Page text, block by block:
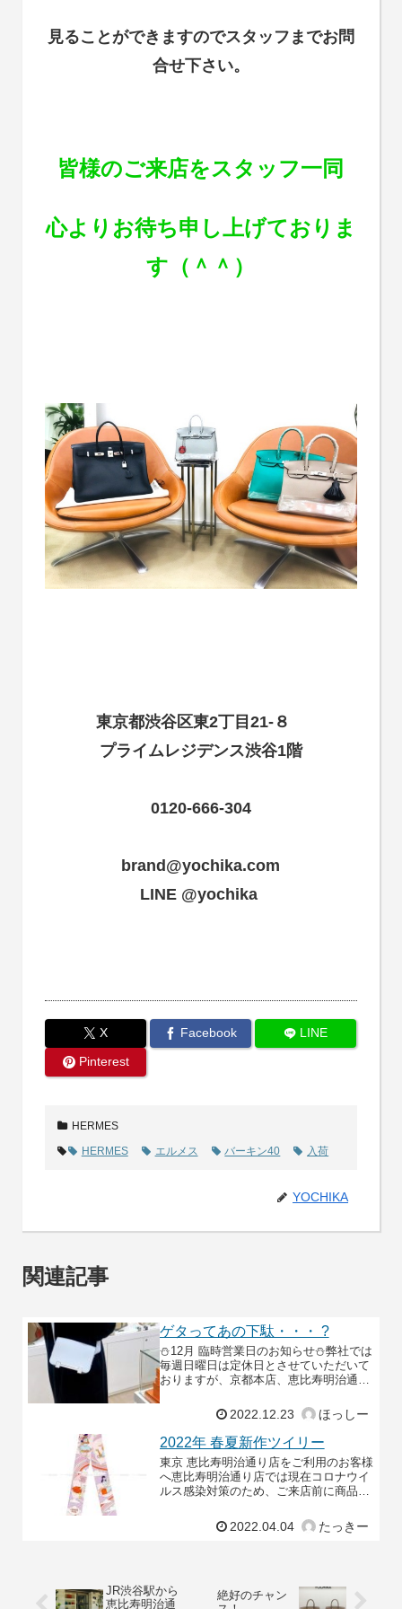
見ることができますのでスタッフまでお問
合せ下さい。
皆様のご来店をスタッフ一同
心よりお待ち申し上げておりま
す（＾＾）
東京都渋谷区東2丁目21-８
プライムレジデンス渋谷1階
0120-666-304
brand@yochika.com
LINE @yochika
X Facebook
LINE
Pinterest
HERMES
HERMES
エルメス バーキン40 入荷
YOCHIKA
関連記事
ゲタってあの下駄・・・ ?
⛄12月 臨時営業日のお知らせ⛄弊社では
毎週日曜日は定休日とさせていただいて
おりますが、京都本店、恵比寿明治通り
す✨皆様ぜひ、日曜日もよちかにお立ち
寄りください
2022.12.23 ほっしー
2022年 春夏新作ツイリー
東京 恵比寿明治通り店をご利用のお客様
へ恵比寿明治通り店では現在コロナウイ
ルス感染対策のため、ご来店前に商品の
いいたしております。また、ご来店のご
予約がないお客様に
2022.04.04 たっきー
JR渋谷駅から
恵比寿明治通
絶好のチャン